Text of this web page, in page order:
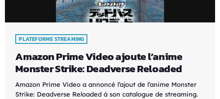
PLATEFORME STREAMING
Amazon Prime Video ajoute l’anime
Monster Strike: Deadverse Reloaded
Amazon Prime Video a annoncé l’ajout de l’anime Monster
Strike: Deadverse Reloaded à son catalogue de streaming.